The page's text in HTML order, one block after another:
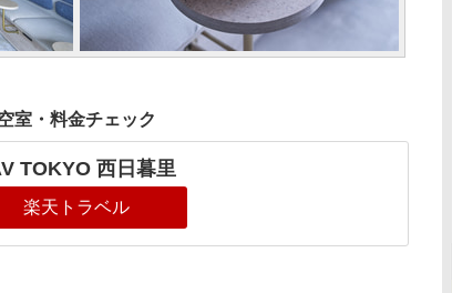
室・料金チェック
TOKYO 西日暮里
楽天トラベル